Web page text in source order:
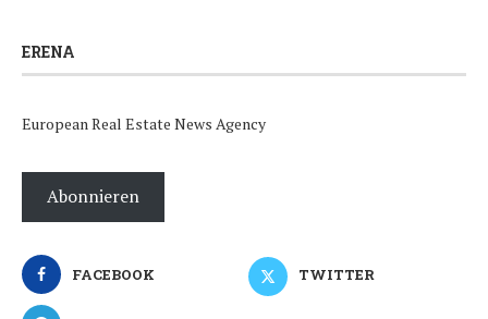
ERENA
European Real Estate News Agency
Abonnieren
FACEBOOK TWITTER